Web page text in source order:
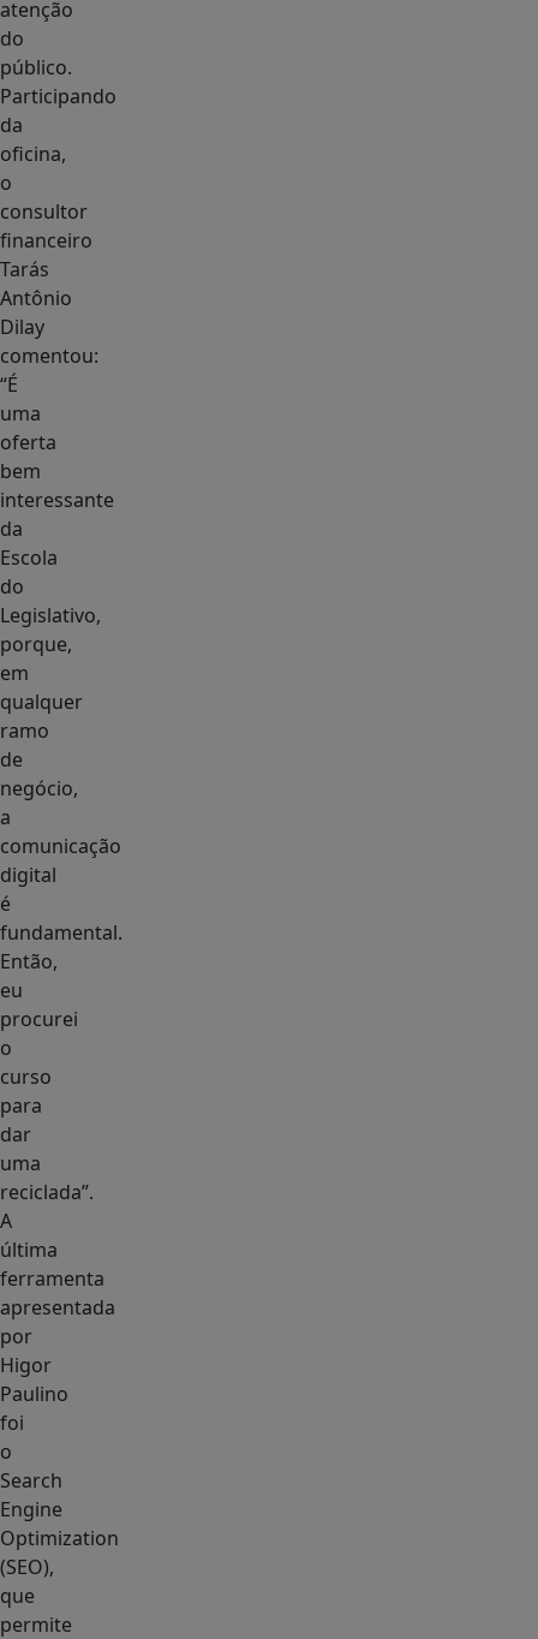
atenção
do
público.
Participando
da
oficina,
o
consultor
financeiro
Tarás
Antônio
Dilay
comentou:
“É
uma
oferta
bem
interessante
da
Escola
do
Legislativo,
porque,
em
qualquer
ramo
de
negócio,
a
comunicação
digital
é
fundamental.
Então,
eu
procurei
o
curso
para
dar
uma
reciclada”.
A
última
ferramenta
apresentada
por
Higor
Paulino
foi
o
Search
Engine
Optimization
(SEO),
que
permite